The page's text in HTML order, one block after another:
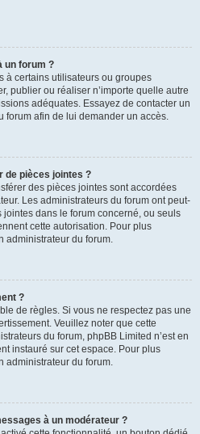
un forum ?
à certains utilisateurs ou groupes
publier ou réaliser n’importe quelle autre
adéquates. Essayez de contacter un
forum afin de lui demander un accès.
de pièces jointes ?
des pièces jointes sont accordées
Les administrateurs du forum ont peut-
dans le forum concerné, ou seuls
cette autorisation. Pour plus
administrateur du forum.
?
de règles. Si vous ne respectez pas une
Veuillez noter que cette
du forum, phpBB Limited n’est en
instauré sur cet espace. Pour plus
administrateur du forum.
à un modérateur ?